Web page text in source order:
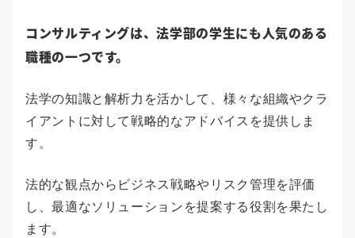
コンサルティングは、法学部の学生にも人気のある
職種の一つです。
法学の知識と解析力を活かして、様々な組織やクラ
イアントに対して戦略的なアドバイスを提供しま
す。
法的な観点からビジネス戦略やリスク管理を評価
し、最適なソリューションを提案する役割を果たし
ます。